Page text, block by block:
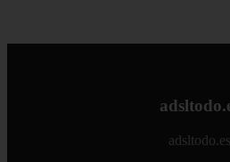
adsltodo.es